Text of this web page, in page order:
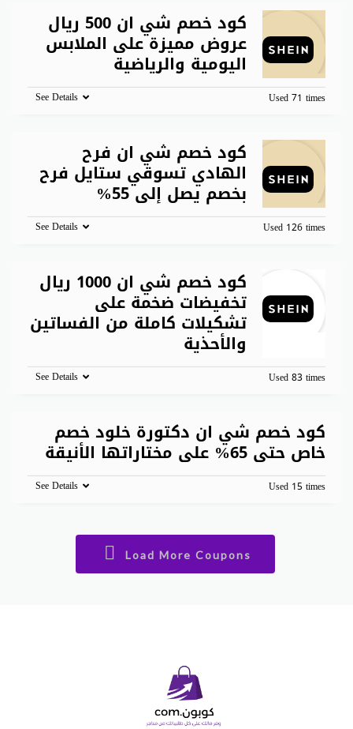
كود خصم شي ان 500 ريال
عروض مميزة على الملابس
اليومية والرياضية
Used 71 times
See Details
كود خصم شي ان فرح
الهادي تسوقي ستايل فرح
بخصم يصل إلى 55%
Used 126 times
See Details
كود خصم شي ان 1000 ريال
تخفيضات ضخمة على
تشكيلات كاملة من الفساتين
والأحذية
Used 83 times
See Details
كود خصم شي ان دكتورة خلود خصم
خاص حتى 65% على مختاراتها الأنيقة
Used 15 times
See Details
Load More Coupons